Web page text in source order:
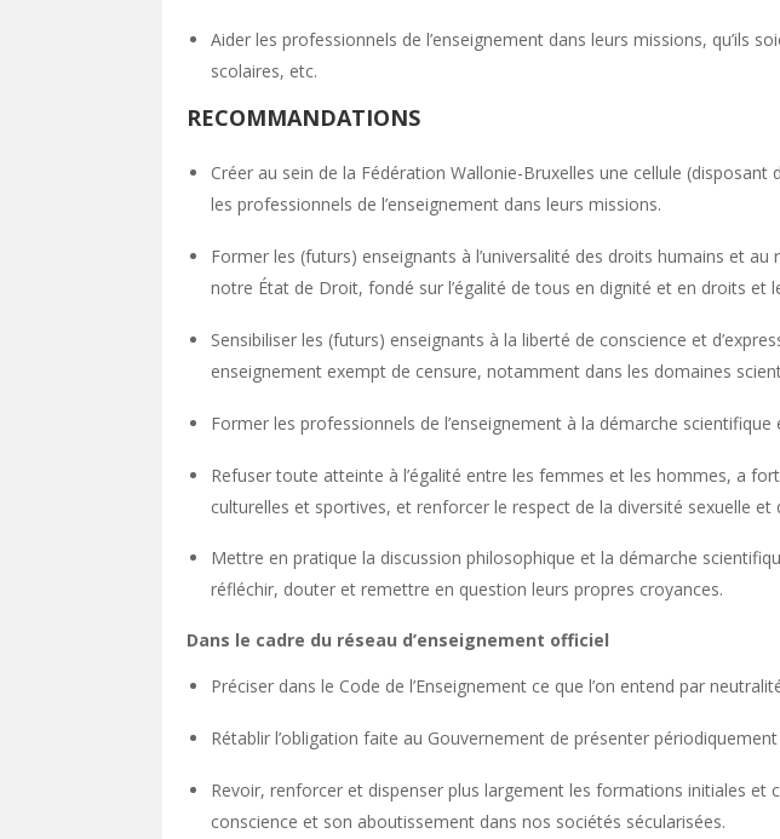
Aider les professionnels de l’enseignement dans leurs missions, qu’ils
scolaires, etc.
RECOMMANDATIONS
Créer au sein de la Fédération Wallonie-Bruxelles une cellule
les professionnels de l’enseignement dans leurs missions.
Former les (futurs) enseignants à l’universalité des droits humains et
notre État de Droit, fondé sur l’égalité de tous en dignité et en droits et
Sensibiliser les (futurs) enseignants à la liberté de conscience et
enseignement exempt de censure, notamment dans les domaines
Former les professionnels de l’enseignement à la démarche
Refuser toute atteinte à l’égalité entre les femmes et les hommes, a
culturelles et sportives, et renforcer le respect de la diversité sexuelle et
Mettre en pratique la discussion philosophique et la démarche
réfléchir, douter et remettre en question leurs propres croyances.
Dans le cadre du réseau d’enseignement officiel
Préciser dans le Code de l’Enseignement ce que l’on entend par
Rétablir l’obligation faite au Gouvernement de présenter
Revoir, renforcer et dispenser plus largement les formations initiales et
conscience et son aboutissement dans nos sociétés sécularisées.